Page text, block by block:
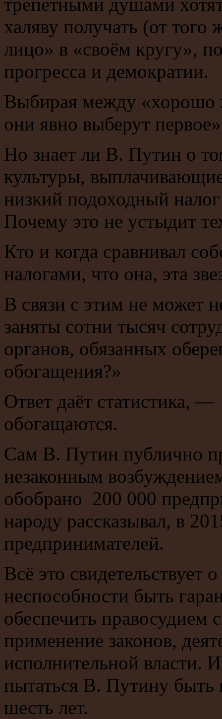
трепетными душами
халяву получать (от того
лицо» в «своём кругу»,
прогресса и демократии.
Выбирая между «хорошо
они явно выберут
Но знает ли В. Путин о
культуры,
низкий подоходный
Почему это не устыдит
Кто и когда сравнивал
налогами, что она, эта
В связи с этим не может
заняты сотни тысяч
органов, обязанных
обогащения?»
Ответ даёт статистика,
обогащаются.
Сам В. Путин публично
незаконным
обобрано 200 000
народу рассказывал, в
предпринимателей.
Всё это свидетельствует
неспособности быть
обеспечить правосудием
применение законов,
исполнительной власти.
пытаться В. Путину быть
шесть лет.